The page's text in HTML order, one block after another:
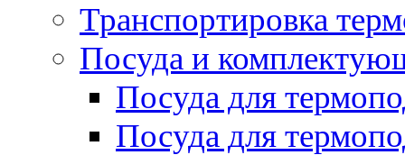
Транспортировка
Посуда и
Посуда для
Посуда для